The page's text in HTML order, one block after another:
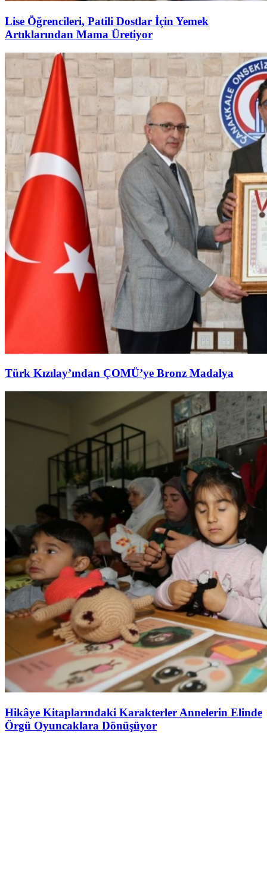
Lise Öğrencileri, Patili Dostlar İçin Yemek
Artıklarından Mama Üretiyor
Türk Kızılay’ından ÇOMÜ’ye Bronz Madalya
Hikâye Kitaplarındaki Karakterler Annelerin Elinde
Örgü Oyuncaklara Dönüşüyor